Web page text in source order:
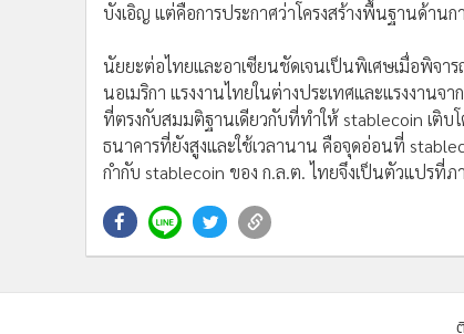
บังเอิญ แต่คือการประกาศว่าโครงสร้างพื้นฐานด้านก
นัยยะต่อไทยและอาเซียนชัดเจนเป็นพิเศษเมื่อพิจา
นอเมริกา แรงงานไทยในต่างประเทศและแรงงาน
ที่ตรงกับสมมติฐานเดียวกับที่ทำให้ stablecoin เติบ
ธนาคารที่ยังสูงและใช้เวลานาน คือจุดอ่อนที่
กำกับ stablecoin ของ ก.ล.ต. ไทยจึงเป็นตัวแปรที่